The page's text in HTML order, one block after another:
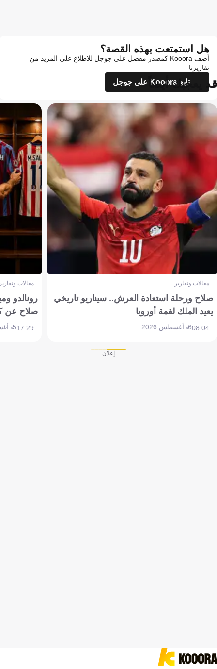
هل استمتعت بهذه القصة؟
أضف Kooora كمصدر مفضل على جوجل للاطلاع على المزيد من
تقاريرنا
تابع Kooora على جوجل
قد يعجبك أيضاً
مقالات وتقارير
صلاح ورحلة استعادة العرش.. سيناريو تاريخي
يعيد الملك لقمة أوروبا
08:046 أغسطس 2026
مقالات
رونالدو
صلاح عن
17:295 أغسطس 2026
إعلان